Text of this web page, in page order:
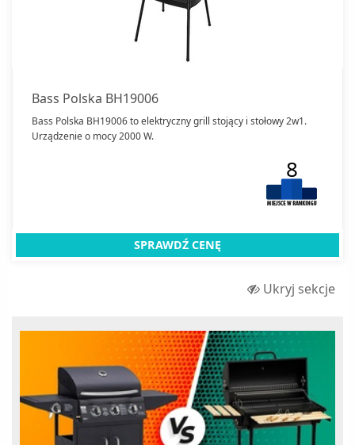
Kuchenki turystyczne
Laktatory
Latarki
Łuparki do drewna
Myjki do okien
Nawilżacze powietrza
Nożyce do żywopłotu i trawy
Oczyszczacze powietrza
Bass Polska BH19006
Bass Polska BH19006 to elektryczny grill stojący i stołowy 2w1.
Urządzenie o mocy 2000 W.
8
SPRAWDŹ CENĘ
Ukryj sekcje